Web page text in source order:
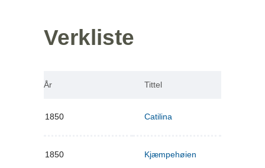
Verkliste
År Tittel
1850 Catilina
1850 Kjæmpehøien